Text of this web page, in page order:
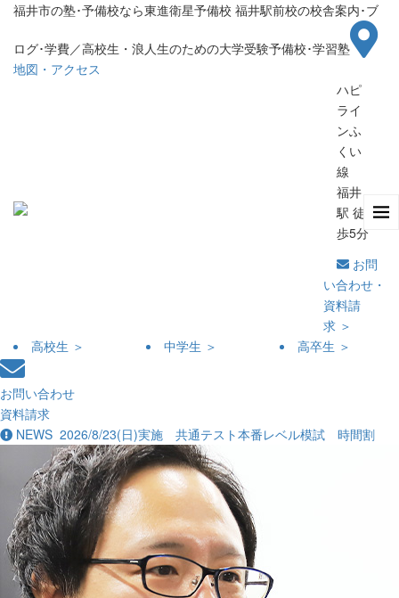
福井市の塾･予備校なら東進衛星予備校 福井駅前校の校舎案内･ブ
ログ･学費／高校生・浪人生のための大学受験予備校･学習塾
地図・アクセス
ハピ
ライ
ンふ
くい
線
福井
駅 徒
歩5分
お問
い合わせ・
資料請
求 ＞
高校生 ＞
中学生 ＞ 高卒生 ＞
お問い合わせ
資料請求
NEWS 2026/8/23(日)実施 共通テスト本番レベル模試 時間割